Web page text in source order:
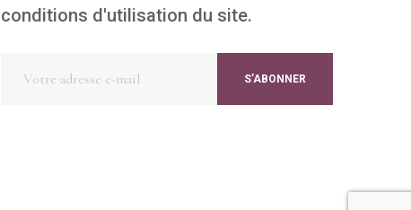
conditions d'utilisation du site.
S’ABONNER